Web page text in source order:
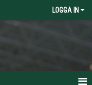
LOGGA IN